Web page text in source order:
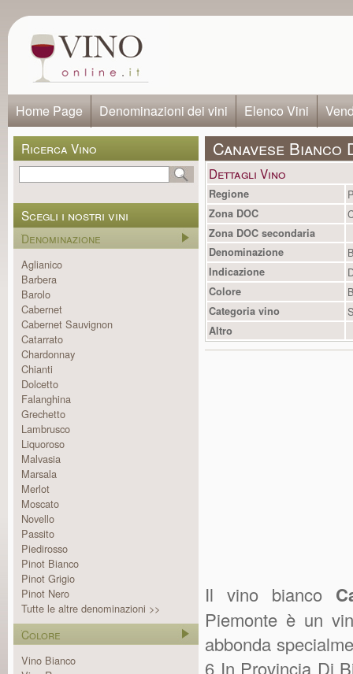
Home Page Denominazioni dei vini Elenco Vini
Ricerca Vino
Scegli i nostri vini
Denominazione
Aglianico
Barbera
Barolo
Cabernet
Cabernet Sauvignon
Catarrato
Chardonnay
Chianti
Dolcetto
Falanghina
Grechetto
Lambrusco
Liquoroso
Malvasia
Marsala
Merlot
Moscato
Novello
Passito
Piedirosso
Pinot Bianco
Pinot Grigio
Pinot Nero
Tutte le altre denominazioni >>
Colore
Vino Bianco
Canavese Bianco
Dettagli Vino
Regione
Zona DOC
Zona DOC secondaria
Denominazione
Indicazione
Colore
Categoria vino
Altro
Il vino bianco
Piemonte è un
abbonda
6 In Provincia Di